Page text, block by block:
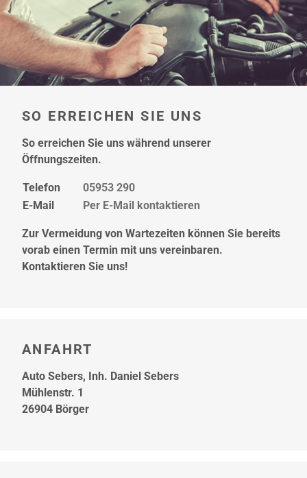
SO ERREICHEN SIE UNS
So erreichen Sie uns während unserer
Öffnungszeiten.
Telefon
05953 290
E-Mail
Per E-Mail kontaktieren
Zur Vermeidung von Wartezeiten können Sie bereits
vorab einen Termin mit uns vereinbaren.
Kontaktieren Sie uns!
ANFAHRT
Auto Sebers, Inh. Daniel Sebers
Mühlenstr. 1
26904 Börger